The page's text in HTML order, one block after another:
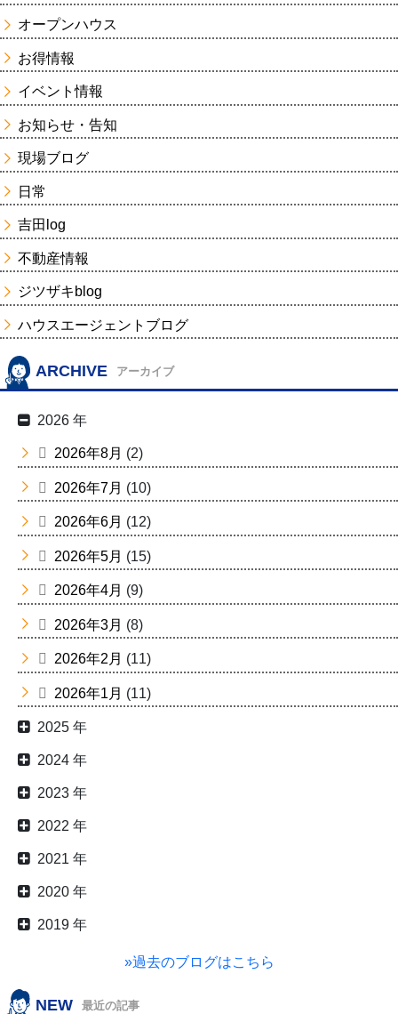
オープンハウス
お得情報
イベント情報
お知らせ・告知
現場ブログ
日常
吉田log
不動産情報
ジツザキblog
ハウスエージェントブログ
ARCHIVE アーカイブ
2026 年
2026年8月 (2)
2026年7月 (10)
2026年6月 (12)
2026年5月 (15)
2026年4月 (9)
2026年3月 (8)
2026年2月 (11)
2026年1月 (11)
2025 年
2024 年
2023 年
2022 年
2021 年
2020 年
2019 年
»過去のブログはこちら
NEW 最近の記事